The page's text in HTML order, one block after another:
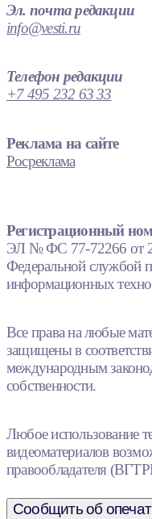
Эл. почта редакции
info@vesti.ru
Телефон редакции
+7 495 232 63 33
Реклама на сайте
Росреклама
Регистрационный
ЭЛ № ФС 77-72266 от
Федеральной службой
информационных
Все права на любые
защищены в
международным
собственности.
Любое использование
видеоматериалов
правообладателя
Сообщить об